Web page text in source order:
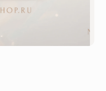
Шнурки на
шею